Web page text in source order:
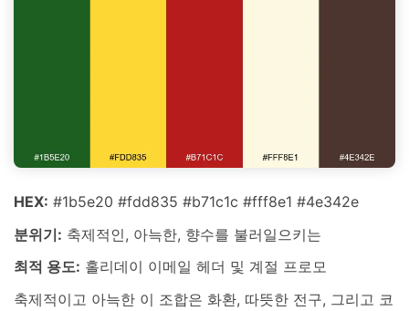
HEX: #1b5e20 #fdd835 #b71c1c #fff8e1 #4e342e
분위기: 축제적인, 아늑한, 향수를 불러일으키는
최적 용도: 홀리데이 이메일 헤더 및 계절 프로모
축제적이고 아늑한 이 조합은 화환, 따뜻한 전구, 그리고 코